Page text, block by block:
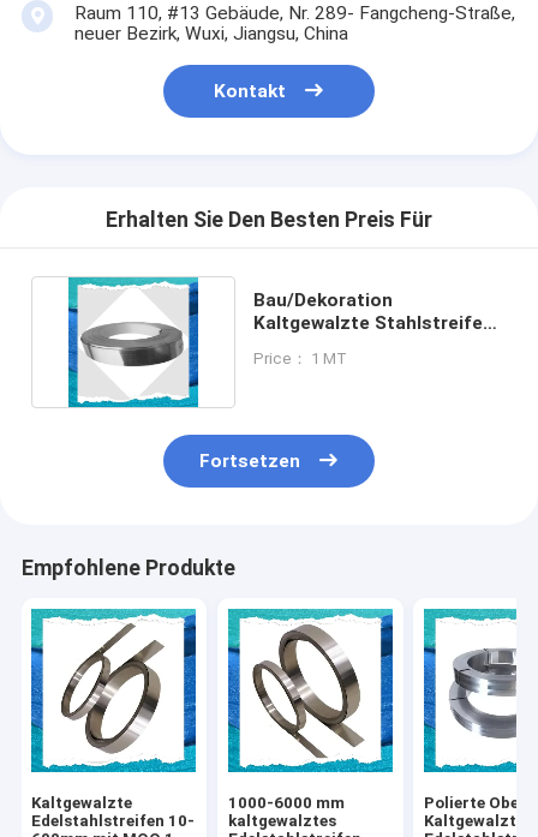
Raum 110, #13 Gebäude, Nr. 289- Fangcheng-Straße,
neuer Bezirk, Wuxi, Jiangsu, China
Kontakt
Erhalten Sie Den Besten Preis Für
Bau/Dekoration
Kaltgewalzte Stahlstreifen
Price： 1 MT
Fortsetzen
Empfohlene Produkte
Kaltgewalzte
Edelstahlstreifen 10-
1000-6000 mm
kaltgewalztes
Polierte
Kaltgewalzte